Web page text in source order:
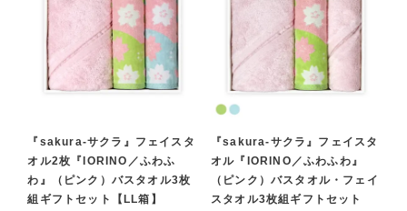
『sakura-サクラ』フェイスタ
オル2枚『IORINO／ふわふ
わ』（ピンク）バスタオル3枚
組ギフトセット【LL箱】
『sakura-サクラ』フェイスタ
オル『IORINO／ふわふわ』
（ピンク）バスタオル・フェイ
スタオル3枚組ギフトセット